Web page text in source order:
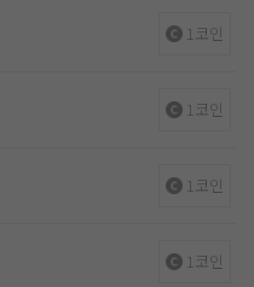
1코인
1코인
1코인
1코인